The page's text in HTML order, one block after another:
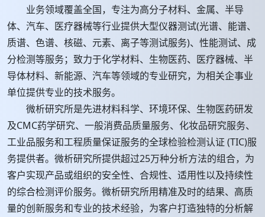
业务领域覆盖全国，专注为高分子材料、金属、半导
体、汽车、医疗器械等行业提供大型仪器测试(光谱、能谱、
质谱、色谱、核磁、元素、离子等测试服务)、性能测试、成
分检测等服务；致力于化学材料、生物医药、医疗器械、半
导体材料、新能源、汽车等领域的专业研究，为相关企事业
单位提供专业的技术服务。
微析研究所是先进材料科学、环境环保、生物医药研发
及CMC药学研究、一般消费品质量服务、化妆品研究服务、
工业品服务和工程质量保证服务的全球检验检测认证 (TIC)服
务提供者。微析研究所提供超过25万种分析方法的组合，为
客户实现产品或组织的安全性、合规性、适用性以及持续性
的综合检测评价服务。微析研究所用精准及时的结果、高质
量的创新服务和专业的技术经验，为客户打造独特的分析解